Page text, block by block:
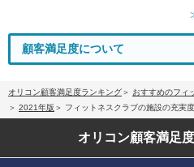
顧客満足度について
オリコン顧客満足度ランキング
おすすめのフィ
2021年版
フィットネスクラブの施設の充実
オリコン顧客満足度